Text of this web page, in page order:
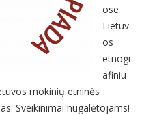
ose
Lietuv
os
etnogr
afiniu
mokinių etninės
Sveikinimai nugalėtojams!